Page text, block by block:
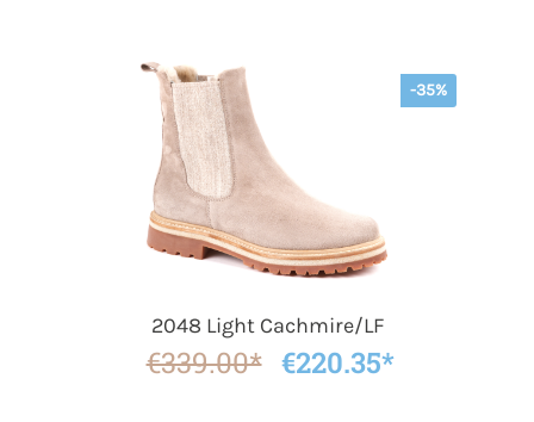
-35%
2048 Light Cachmire/LF
€339.00* €220.35*